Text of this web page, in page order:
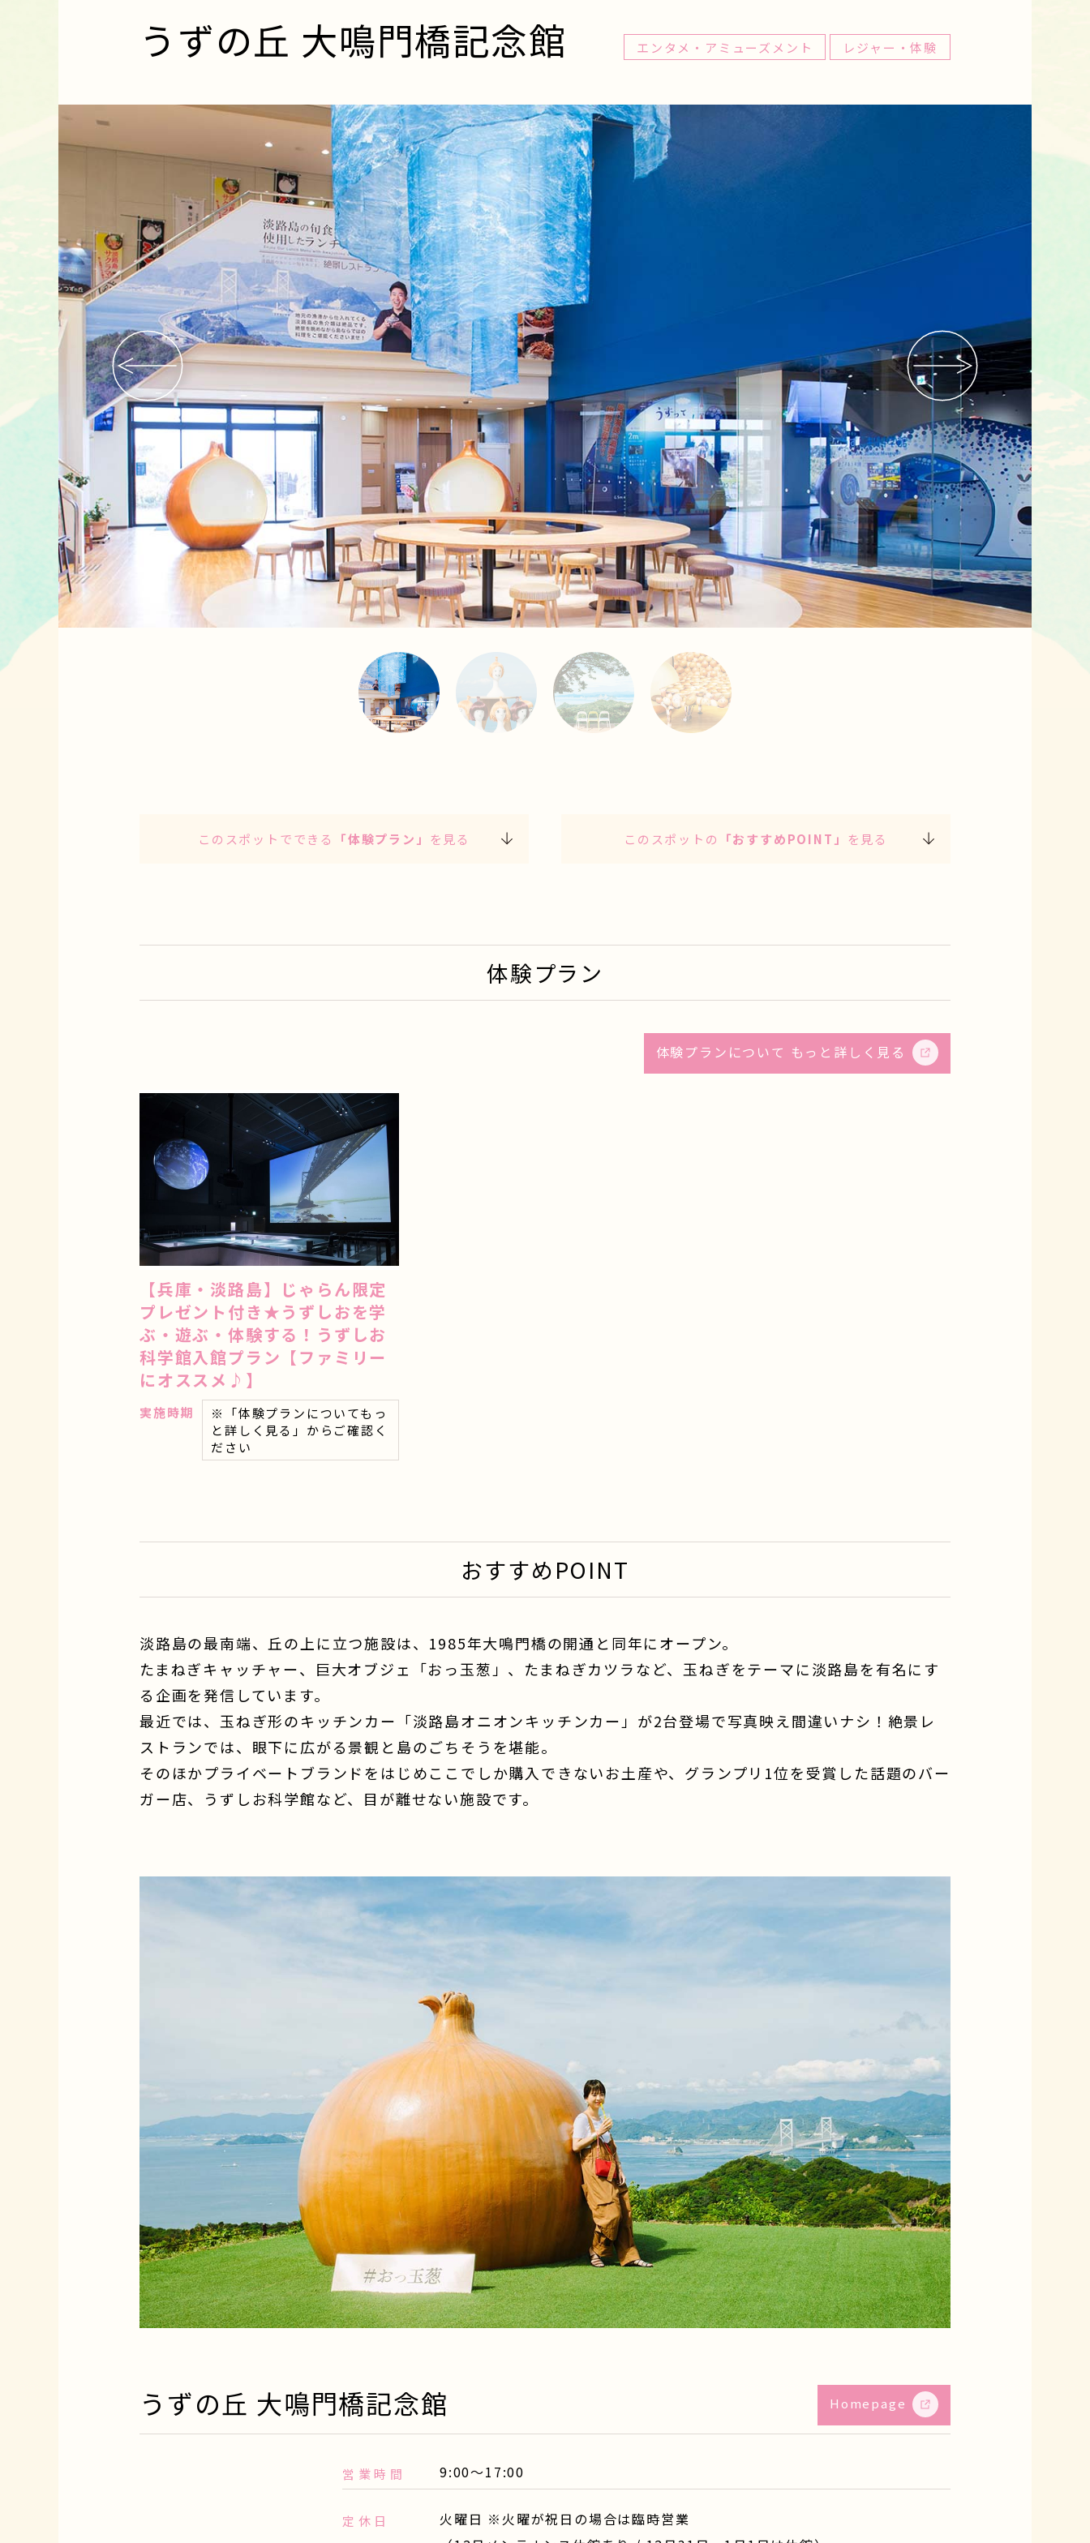
うずの丘 大鳴門橋記念館 エンタメ・アミューズメント レジャー・体験
このスポットでできる 「体験プラン」 を見る このスポットの 「おすすめPOINT」 を見る
体験プラン
体験プランについて もっと詳しく見る
【兵庫・淡路島】じゃらん限定
プレゼント付き★うずしおを学
ぶ・遊ぶ・体験する！うずしお
科学館入館プラン【ファミリー
にオススメ♪】
実施時期
※「体験プランについてもっ
と詳しく見る」からご確認く
ださい
おすすめPOINT
淡路島の最南端、丘の上に立つ施設は、1985年大鳴門橋の開通と同年にオープン。
たまねぎキャッチャー、巨大オブジェ「おっ玉葱」、たまねぎカツラなど、玉ねぎをテーマに淡路島を有名にす
る企画を発信しています。
最近では、玉ねぎ形のキッチンカー「淡路島オニオンキッチンカー」が2台登場で写真映え間違いナシ！絶景レ
ストランでは、眼下に広がる景観と島のごちそうを堪能。
そのほかプライベートブランドをはじめここでしか購入できないお土産や、グランプリ1位を受賞した話題のバー
ガー店、うずしお科学館など、目が離せない施設です。
うずの丘 大鳴門橋記念館 Homepage
営業時間 9:00～17:00
定休日
火曜日 ※火曜が祝日の場合は臨時営業